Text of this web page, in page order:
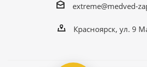
extreme@medved-
Красноярск, ул. 9